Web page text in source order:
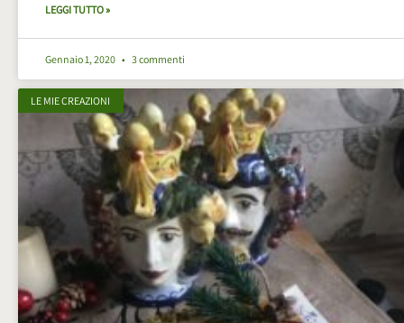
LEGGI TUTTO »
Gennaio 1, 2020 3 commenti
LE MIE CREAZIONI